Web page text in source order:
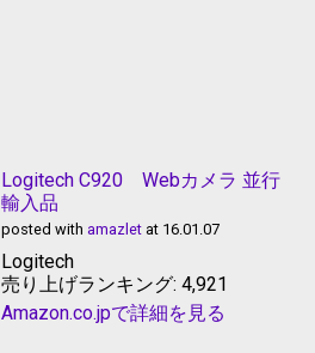
Logitech C920 Webカメラ 並行
輸入品
posted withamazlet at 16.01.07
Logitech
売り上げランキング: 4,921
Amazon.co.jpで詳細を見る